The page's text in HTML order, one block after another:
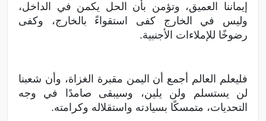
إيماننا العميق، وتؤمن بأن الحل يكمن في الداخل،
وليس في الخارج كفى استقواءً بالخارج، وكفى
رضوخًا للإملاءات الأجنبية.
فليعلم العالم أجمع أن اليمن مقبرة الغزاة، وأن شعبنا
لن يستسلم ولن يلين، وسيبقى صامدًا في وجه
التحديات، متمسكًا بسيادته واستقلاله وكرامته.